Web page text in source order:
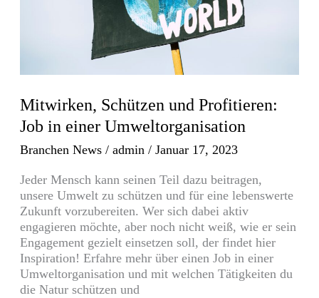
Mitwirken, Schützen und Profitieren:
Job in einer Umweltorganisation
Branchen News /admin/Januar 17, 2023
Jeder Mensch kann seinen Teil dazu beitragen,
unsere Umwelt zu schützen und für eine lebenswerte
Zukunft vorzubereiten. Wer sich dabei aktiv
engagieren möchte, aber noch nicht weiß, wie er sein
Engagement gezielt einsetzen soll, der findet hier
Inspiration! Erfahre mehr über einen Job in einer
Umweltorganisation und mit welchen Tätigkeiten du
die Natur schützen und
Umweltorganisation